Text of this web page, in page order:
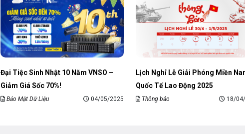
Đại Tiệc Sinh Nhật 10 Năm VNSO –
Giảm Giá Sốc 70%!
Bảo Mật Dữ Liệu 04/05/2025
Lịch Nghỉ Lễ Giải Phóng Miền
Quốc Tế Lao Động 2025
Thông báo 18/